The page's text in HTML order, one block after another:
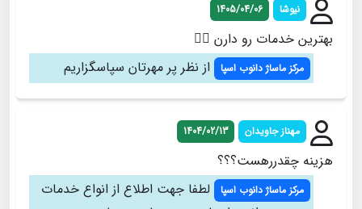
نیوشا 1405/04/06
بهترین خدمات رو دارن 👌🏽
مرکز ماساژ دانوب اسپا از نظر پر مهرتان سپاسگزاریم
مهناز جاویدان 1404/02/13
هزینه چقدررهست؟؟؟
مرکز ماساژ دانوب اسپا
لطفا جهت اطلاع از انواع خدمات